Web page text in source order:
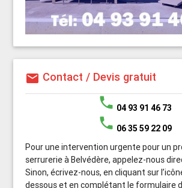
mail Contact / Devis gratuit
phone 04 93 91 46 73
phone 06 35 59 22 09
Pour une intervention urgente pour un
serrurerie à Belvédère, appelez-nous
Sinon, écrivez-nous, en cliquant sur
dessous et en complétant le formulaire